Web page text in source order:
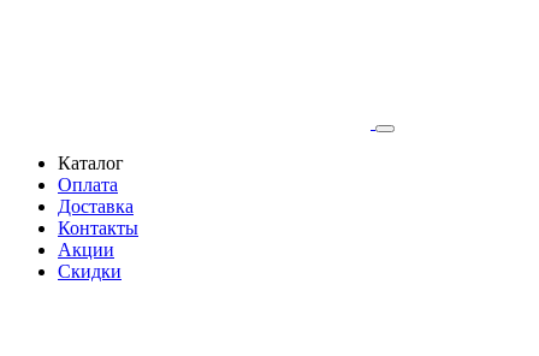
Каталог
Оплата
Доставка
Контакты
Акции
Скидки